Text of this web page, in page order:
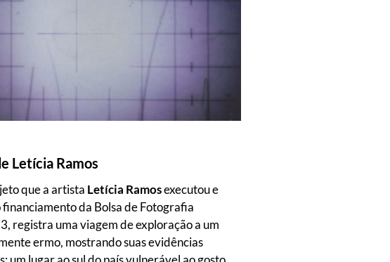
Letícia Ramos
que a artista Letícia Ramosexecutou e
da Bolsa de Fotografia
registra uma viagem de exploração a um
ermo, mostrando suas evidências